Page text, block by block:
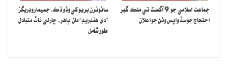
جماعت اسلامي جو 9 آگسٽ تي ملڪ گير
احتجاج جو سڏ واپس وٺڻ جو اعلان
سائوٿرن بريو کي وڏو ڌڪ، جميما روڊريگز
”دي هنڊريڊ“ مان ٻاهر، چارلي ناٽ متبادل
طور شامل